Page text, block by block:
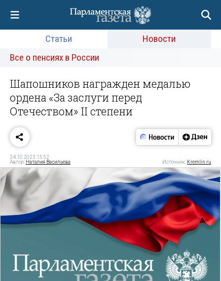
Статьи
Новости
Все о пенсиях в России
Шапошников награжден медалью
ордена «За заслуги перед
Отечеством» II степени
24.10.2023 15:52
Автор: Наталия Васильева Источник: Kremlin.ru